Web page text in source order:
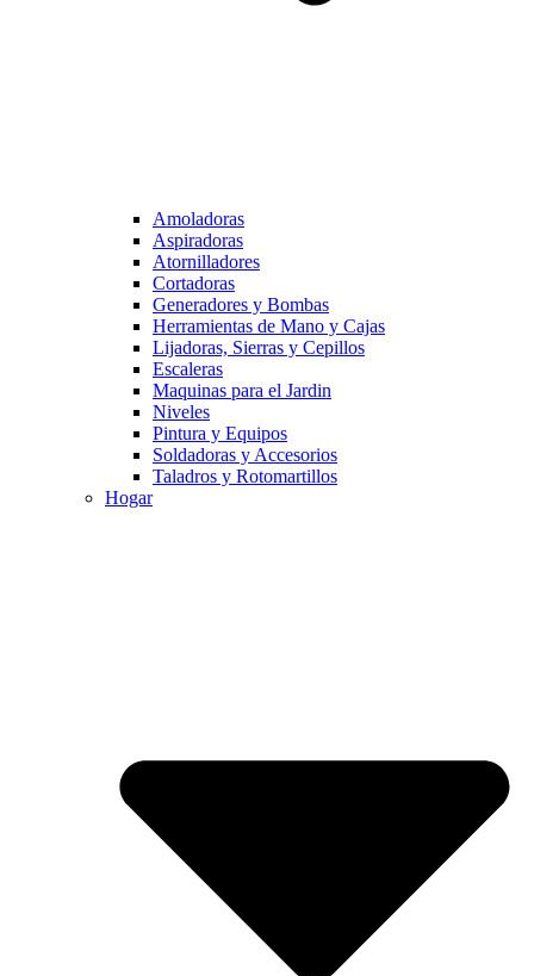
Amoladoras
Aspiradoras
Atornilladores
Cortadoras
Generadores y Bombas
Herramientas de Mano y Cajas
Lijadoras, Sierras y Cepillos
Escaleras
Maquinas para el Jardin
Niveles
Pintura y Equipos
Soldadoras y Accesorios
Taladros y Rotomartillos
Hogar